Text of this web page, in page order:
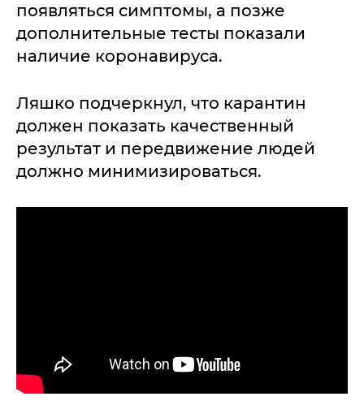
появляться симптомы, а позже
дополнительные тесты показали
наличие коронавируса.
Ляшко подчеркнул, что карантин
должен показать качественный
результат и передвижение людей
должно минимизироваться.